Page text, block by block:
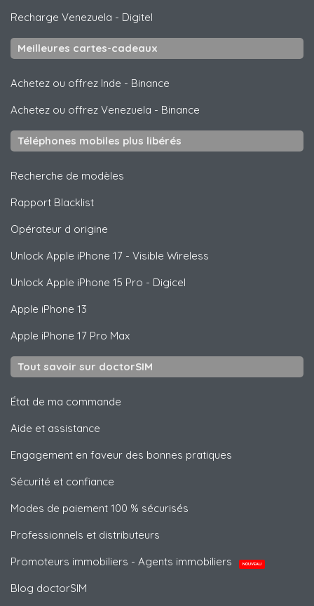
Recharge Venezuela - Digitel
Meilleures cartes-cadeaux
Achetez ou offrez Inde - Binance
Achetez ou offrez Venezuela - Binance
Téléphones mobiles plus libérés
Recherche de modèles
Rapport Blacklist
Opérateur d origine
Unlock Apple iPhone 17 - Visible Wireless
Unlock Apple iPhone 15 Pro - Digicel
Apple iPhone 13
Apple iPhone 17 Pro Max
Tout savoir sur doctorSIM
État de ma commande
Aide et assistance
Engagement en faveur des bonnes pratiques
Sécurité et confiance
Modes de paiement 100 % sécurisés
Professionnels et distributeurs
Promoteurs immobiliers - Agents immobiliers
NOUVEAU
Blog doctorSIM